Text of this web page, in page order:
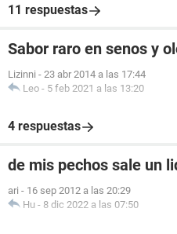
11 respuestas
Sabor raro en senos y
Lizinni - 23 abr 2014 a las 17:44
Leo - 5 feb 2021 a las 13:20
4 respuestas
de mis pechos sale un
ari - 16 sep 2012 a las 20:29
Hu - 8 dic 2022 a las 07:50